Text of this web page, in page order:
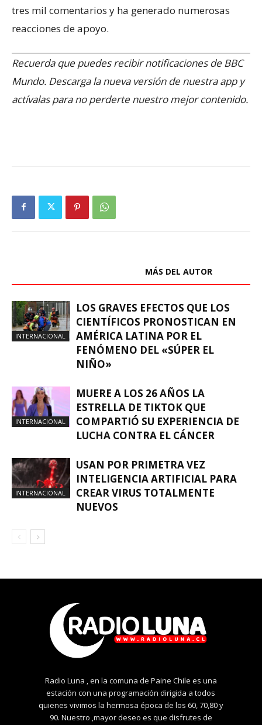
tres mil comentarios y ha generado numerosas
reacciones de apoyo.
Recuerda que puedes recibir notificaciones de BBC
Mundo. Descarga la nueva versión de nuestra app y
actívalas para no perderte nuestro mejor contenido.
MÁS DEL AUTOR
INTERNACIONAL
LOS GRAVES EFECTOS QUE LOS
CIENTÍFICOS PRONOSTICAN EN
AMÉRICA LATINA POR EL
FENÓMENO DEL «SÚPER EL
NIÑO»
INTERNACIONAL
MUERE A LOS 26 AÑOS LA
ESTRELLA DE TIKTOK QUE
COMPARTIÓ SU EXPERIENCIA DE
LUCHA CONTRA EL CÁNCER
INTERNACIONAL
USAN POR PRIMETRA VEZ
INTELIGENCIA ARTIFICIAL PARA
CREAR VIRUS TOTALMENTE
NUEVOS
Radio Luna , en la comuna de Paine Chile es una
estación con una programación dirigida a todos
quienes vivimos la hermosa época de los 60, 70,80 y
90. Nuestro ,mayor deseo es que disfrutes de